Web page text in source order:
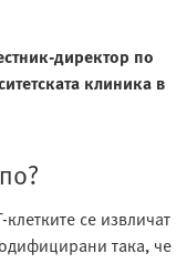
директор по
клиника в
се извличат
така, че